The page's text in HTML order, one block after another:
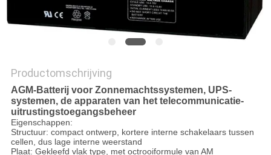
Productomschrijving
AGM-Batterij voor Zonnemachtssystemen, UPS-
systemen, de apparaten van het telecommunicatie-
uitrustingstoegangsbeheer
Eigenschappen:
Structuur: compact ontwerp, kortere interne schakelaars tussen
cellen, dus lage interne weerstand
Plaat: Gekleefd vlak type, met octrooiformule van AM